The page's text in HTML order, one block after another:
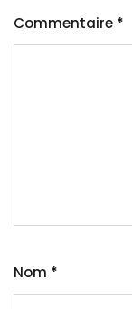
Commentaire *
Nom *